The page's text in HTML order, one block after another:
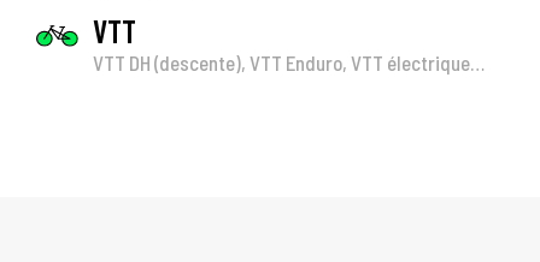
VTT
VTT DH (descente), VTT Enduro, VTT électrique…